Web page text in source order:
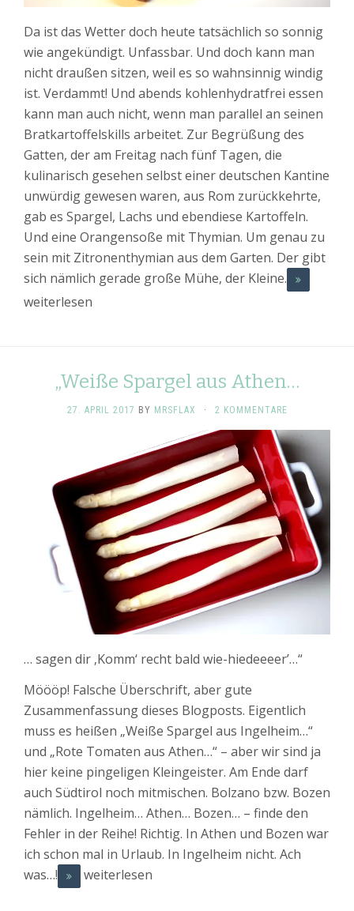
Da ist das Wetter doch heute tatsächlich so sonnig
wie angekündigt. Unfassbar. Und doch kann man
nicht draußen sitzen, weil es so wahnsinnig windig
ist. Verdammt! Und abends kohlenhydratfrei essen
kann man auch nicht, wenn man parallel an seinen
Bratkartoffelskills arbeitet. Zur Begrüßung des
Gatten, der am Freitag nach fünf Tagen, die
kulinarisch gesehen selbst einer deutschen Kantine
unwürdig gewesen waren, aus Rom zurückkehrte,
gab es Spargel, Lachs und ebendiese Kartoffeln.
Und eine Orangensoße mit Thymian. Um genau zu
sein mit Zitronenthymian aus dem Garten. Der gibt
sich nämlich gerade große Mühe, der Kleine.
weiterlesen
„Weiße Spargel aus Athen…
27. APRIL 2017 BY MRSFLAX · 2 KOMMENTARE
… sagen dir ‚Komm‘ recht bald wie-hiedeeeer’…“
Möööp! Falsche Überschrift, aber gute
Zusammenfassung dieses Blogposts. Eigentlich
muss es heißen „Weiße Spargel aus Ingelheim…“
und „Rote Tomaten aus Athen…“ – aber wir sind ja
hier keine pingeligen Kleingeister. Am Ende darf
auch Südtirol noch mitmischen. Bolzano bzw. Bozen
nämlich. Ingelheim… Athen… Bozen… – finde den
Fehler in der Reihe! Richtig. In Athen und Bozen war
ich schon mal in Urlaub. In Ingelheim nicht. Ach
was…!
weiterlesen